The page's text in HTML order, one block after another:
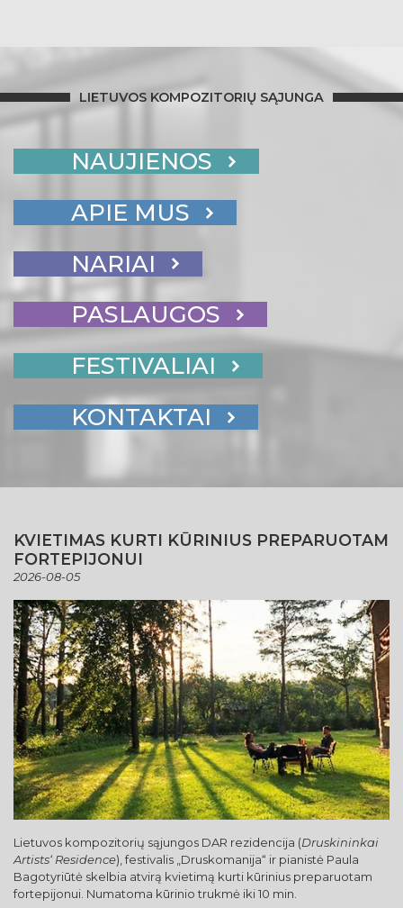
LIETUVOS KOMPOZITORIŲ SĄJUNGA
NAUJIENOS
APIE MUS
NARIAI
PASLAUGOS
FESTIVALIAI
KONTAKTAI
KVIETIMAS KURTI KŪRINIUS PREPARUOTAM
FORTEPIJONUI
2026-08-05
Lietuvos kompozitorių sąjungos DAR rezidencija (Druskininkai
Artists‘ Residence), festivalis „Druskomanija“ ir pianistė Paula
Bagotyriūtė skelbia atvirą kvietimą kurti kūrinius preparuotam
fortepijonui. Numatoma kūrinio trukmė iki 10 min.